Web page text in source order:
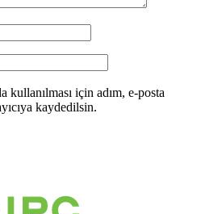
kullanılması için adım, e-posta
kaydedilsin.